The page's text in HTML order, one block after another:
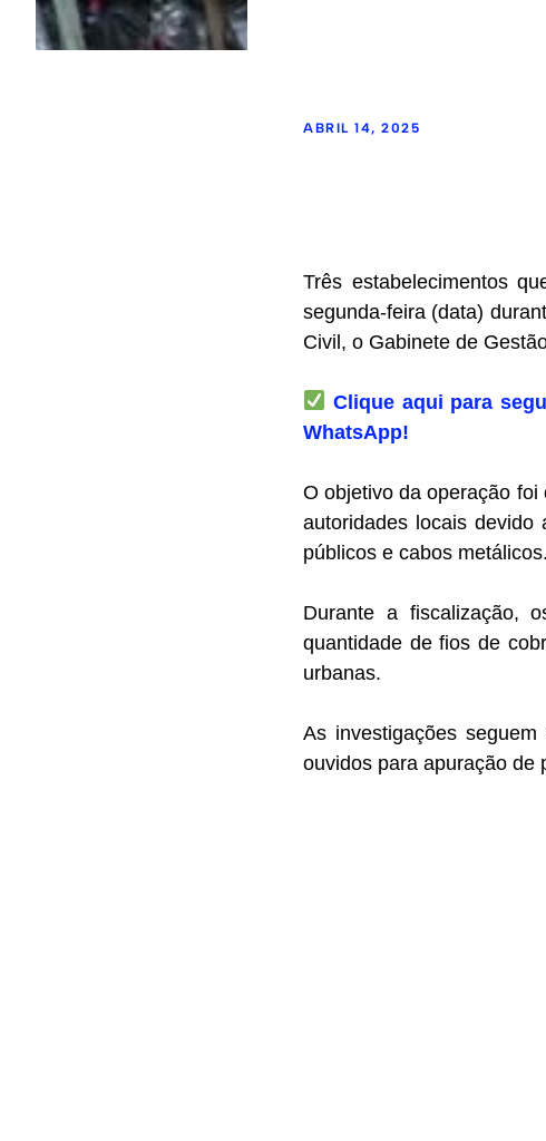
ABRIL 14, 2025
Três estabelecimentos
segunda-feira (data)
Civil, o Gabinete de
Clique aqui para
WhatsApp!
O objetivo da operação
autoridades locais devido
públicos e cabos metálicos.
Durante a fiscalização,
quantidade de fios de
urbanas.
As investigações
ouvidos para apuração de